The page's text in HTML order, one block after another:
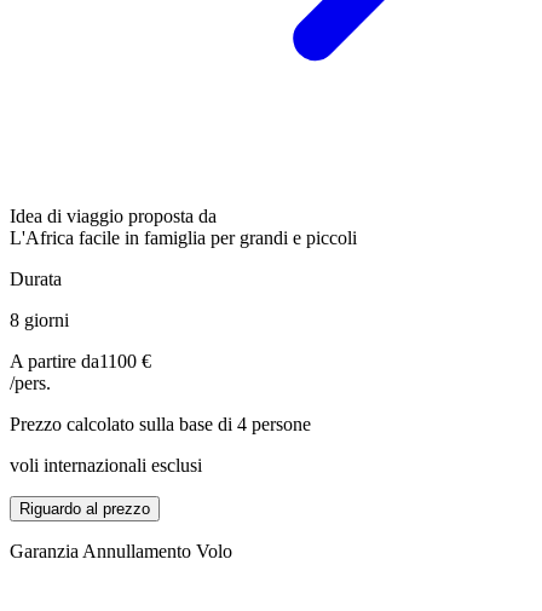
Idea di viaggio proposta da
L'Africa facile in famiglia per grandi e piccoli
Durata
8 giorni
A partire da1100 €
/pers.
Prezzo calcolato sulla base di 4 persone
voli internazionali esclusi
Riguardo al prezzo
Garanzia Annullamento Volo